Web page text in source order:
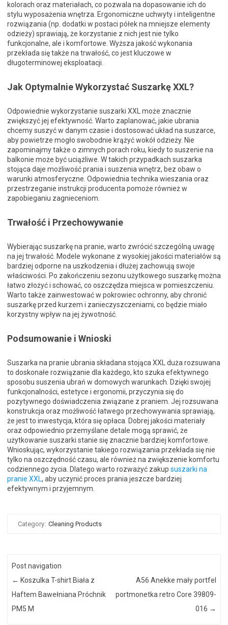
kolorach oraz materiałach, co pozwala na dopasowanie ich do
stylu wyposażenia wnętrza. Ergonomiczne uchwyty i inteligentne
rozwiązania (np. dodatki w postaci półek na mniejsze elementy
odzieży) sprawiają, że korzystanie z nich jest nie tylko
funkcjonalne, ale i komfortowe. Wyższa jakość wykonania
przekłada się także na trwałość, co jest kluczowe w
długoterminowej eksploatacji.
Jak Optymalnie Wykorzystać Suszarkę XXL?
Odpowiednie wykorzystanie suszarki XXL może znacznie
zwiększyć jej efektywność. Warto zaplanować, jakie ubrania
chcemy suszyć w danym czasie i dostosować układ na suszarce,
aby powietrze mogło swobodnie krążyć wokół odzieży. Nie
zapominajmy także o zimnych porach roku, kiedy to suszenie na
balkonie może być uciążliwe. W takich przypadkach suszarka
stojąca daje możliwość prania i suszenia wnętrz, bez obaw o
warunki atmosferyczne. Odpowiednia technika wieszania oraz
przestrzeganie instrukcji producenta pomoże również w
zapobieganiu zagnieceniom.
Trwałość i Przechowywanie
Wybierając suszarkę na pranie, warto zwrócić szczególną uwagę
na jej trwałość. Modele wykonane z wysokiej jakości materiałów są
bardziej odporne na uszkodzenia i dłużej zachowują swoje
właściwości. Po zakończeniu sezonu użytkowego suszarkę można
łatwo złożyć i schować, co oszczędza miejsca w pomieszczeniu.
Warto także zainwestować w pokrowiec ochronny, aby chronić
suszarkę przed kurzem i zanieczyszczeniami, co będzie miało
korzystny wpływ na jej żywotność.
Podsumowanie i Wnioski
Suszarka na pranie ubrania składana stojąca XXL duża rozsuwana
to doskonałe rozwiązanie dla każdego, kto szuka efektywnego
sposobu suszenia ubrań w domowych warunkach. Dzięki swojej
funkcjonalności, estetyce i ergonomii, przyczynia się do
pozytywnego doświadczenia związane z praniem. Jej rozsuwana
konstrukcja oraz możliwość łatwego przechowywania sprawiają,
że jest to inwestycja, która się opłaca. Dobrej jakości materiały
oraz odpowiednio przemyślane detale mogą sprawić, że
użytkowanie suszarki stanie się znacznie bardziej komfortowe.
Wnioskując, wykorzystanie takiego rozwiązania przekłada się nie
tylko na oszczędność czasu, ale również na zwiększenie komfortu
codziennego życia. Dlatego warto rozważyć zakup suszarki na
pranie XXL, aby uczynić proces prania jeszcze bardziej
efektywnym i przyjemnym.
Category: Cleaning Products
Post navigation
← Koszulka T-shirt Biała z
Haftem Bawełniana Próchnik
PM5 M
A56 Anekke mały portfel
portmonetka retro Core 39809-
016 →